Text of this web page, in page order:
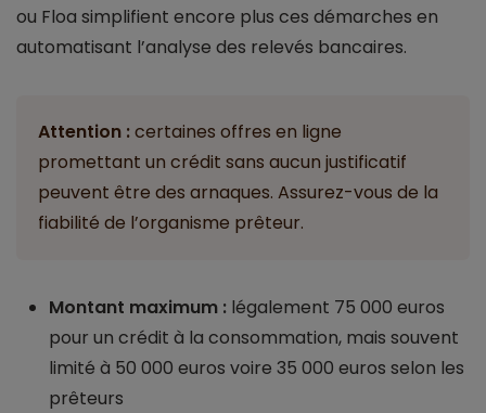
ou Floa simplifient encore plus ces démarches en
automatisant l’analyse des relevés bancaires.
Attention :certaines offres en ligne
promettant un crédit sans aucun justificatif
peuvent être des arnaques. Assurez-vous de la
fiabilité de l’organisme prêteur.
Montant maximum : légalement 75 000 euros
pour un crédit à la consommation, mais souvent
limité à 50 000 euros voire 35 000 euros selon les
prêteurs